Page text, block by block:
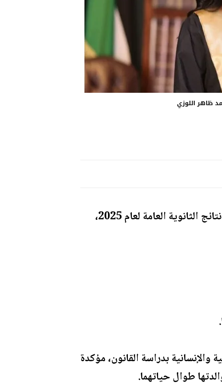
ظاهر اللوزي
حققت الطالبة جيلان محمد ظاهر اللوزي معدلًا مميزًا بلغ 97.5% في نتائج الثانوية العامة لعام 2025،
بدراسة القانون، مؤكدة
طوال حياتهما.